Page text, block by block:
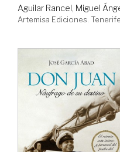
Aguilar Rancel, Miguel
Artemisa Ediciones.